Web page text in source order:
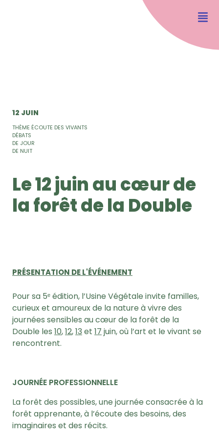
12 JUIN
THÈME ÉCOUTE DES VIVANTS
DÉBATS
DE JOUR
DE NUIT
Le 12 juin au cœur de
la forêt de la Double
PRÉSENTATION DE L'ÉVÉNEMENT
Pour sa 5ᵉ édition, l’Usine Végétale invite familles,
curieux et amoureux de la nature à vivre des
journées sensibles au cœur de la forêt de la
Double les 10,12,13 et 17 juin, où l’art et le vivant se
rencontrent.
JOURNÉE PROFESSIONNELLE
La forêt des possibles, une journée consacrée à la
forêt apprenante,à l’écoute des besoins, des
imaginaires et des récits.